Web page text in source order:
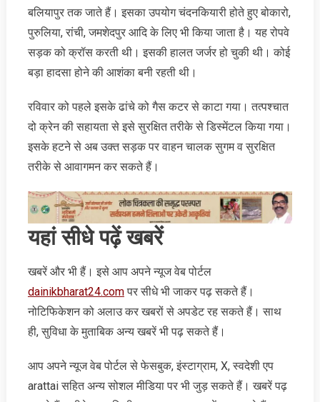
बलियापुर तक जाते हैं। इसका उपयोग चंदनकियारी होते हुए बोकारो,
पुरुलिया, रांची, जमशेदपुर आदि के लिए भी किया जाता है। यह रोपवे
सड़क को क्रॉस करती थी। इसकी हालत जर्जर हो चुकी थी। कोई
बड़ा हादसा होने की आशंका बनी रहती थी।
रविवार को पहले इसके ढांचे को गैस कटर से काटा गया। तत्पश्चात
दो क्रेन की सहायता से इसे सुरक्षित तरीके से डिस्मेंटल किया गया।
इसके हटने से अब उक्त सड़क पर वाहन चालक सुगम व सुरक्षित
तरीके से आवागमन कर सकते हैं।
यहां सीधे पढ़ें खबरें
खबरें और भी हैं। इसे आप अपने न्‍यूज वेब पोर्टल
dainikbharat24.comपर सीधे भी जाकर पढ़ सकते हैं।
नोटिफिकेशन को अलाउ कर खबरों से अपडेट रह सकते हैं। साथ
ही, सुविधा के मुताबिक अन्‍य खबरें भी पढ़ सकते हैं।
आप अपने न्‍यूज वेब पोर्टल से फेसबुक, इंस्‍टाग्राम, X, स्‍वदेशी एप
arattai सहित अन्‍य सोशल मीडिया पर भी जुड़ सकते हैं। खबरें पढ़